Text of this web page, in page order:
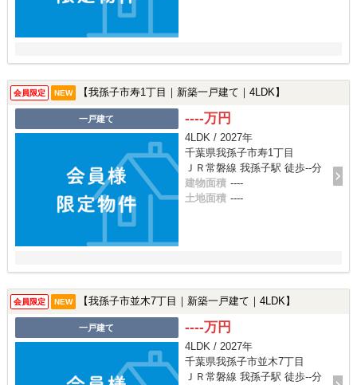
会員限定 NEW 【我孫子市寿1丁目｜新築一戸建て｜4LDK】
一戸建て ----万円
4LDK / 2027年
千葉県我孫子市寿1丁目
ＪＲ常磐線 我孫子駅 徒歩--分
建物面積 ----
土地面積 ----
会員限定 NEW 【我孫子市並木7丁目｜新築一戸建て｜4LDK】
一戸建て ----万円
4LDK / 2027年
千葉県我孫子市並木7丁目
ＪＲ常磐線 我孫子駅 徒歩--分